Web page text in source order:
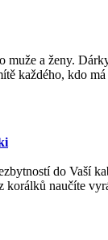
a ženy.
každého, kdo
do Vaší
korálků naučíte